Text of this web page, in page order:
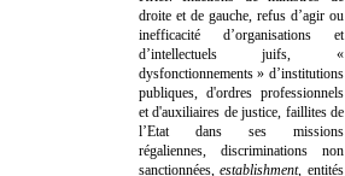
droite et de gauche, refus d’agir ou
inefficacité d’organisations et
d’intellectuels juifs, «
dysfonctionnements » d’institutions
publiques, d'ordres professionnels
et d'auxiliaires de justice, faillites de
l’Etat dans ses missions
régaliennes, discriminations non
sanctionnées,establishment, entités